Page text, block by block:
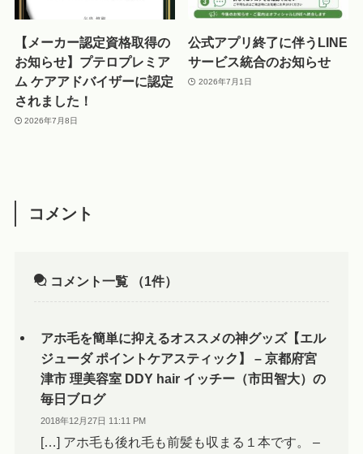
【メーカー認定資格取得の
お知らせ】プテロプレミア
ム ケアアドバイザーに認定
されました！
2026年7月8日
公式アプリ終了に伴うLINE
サービス統合のお知らせ
2026年7月1日
コメント
コメント一覧 （1件）
アホ毛を簡単に抑えるオススメの神グッズ【エル
ジューダ ポイントケアスティック】 – 京都府宮
津市 理美容室 DDY hair イッチー（市田智大）の
毎日ブログ
2018年12月27日 11:11 PM
[…] アホ毛も後れ毛も前髪も収まる１本です。 –